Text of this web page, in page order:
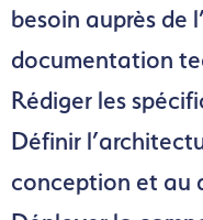
besoin auprès de
documentation
Rédiger les
Définir
conception et au